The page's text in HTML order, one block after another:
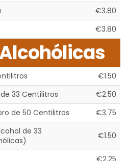
€3.80
€3.80
€1.50
33 Centilitros
€2.50
de 50 Centilitros
€3.75
de 33
€1.50